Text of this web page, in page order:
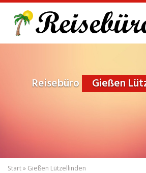
main
Reisebüro Gießen
Start» Gießen Lützellinden